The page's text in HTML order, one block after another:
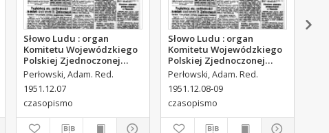
Słowo Ludu : organ
Komitetu Wojewódzkiego
Polskiej Zjednoczonej
Partii Robotniczej, 1951,
R.3, nr 316
Perłowski, Adam. Red.
1951.12.07
czasopismo
Słowo Ludu : organ
Komitetu Wojewódzkiego
Polskiej Zjednoczonej
Partii Robotniczej, 1951,
R.3, nr 317
Perłowski, Adam. Red.
1951.12.08-09
czasopismo